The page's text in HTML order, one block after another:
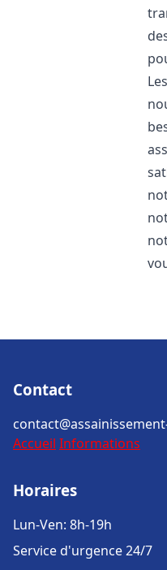
Contact
Accueil Informations
Horaires
Lun-Ven: 8h-19h
Service d'urgence 24/7